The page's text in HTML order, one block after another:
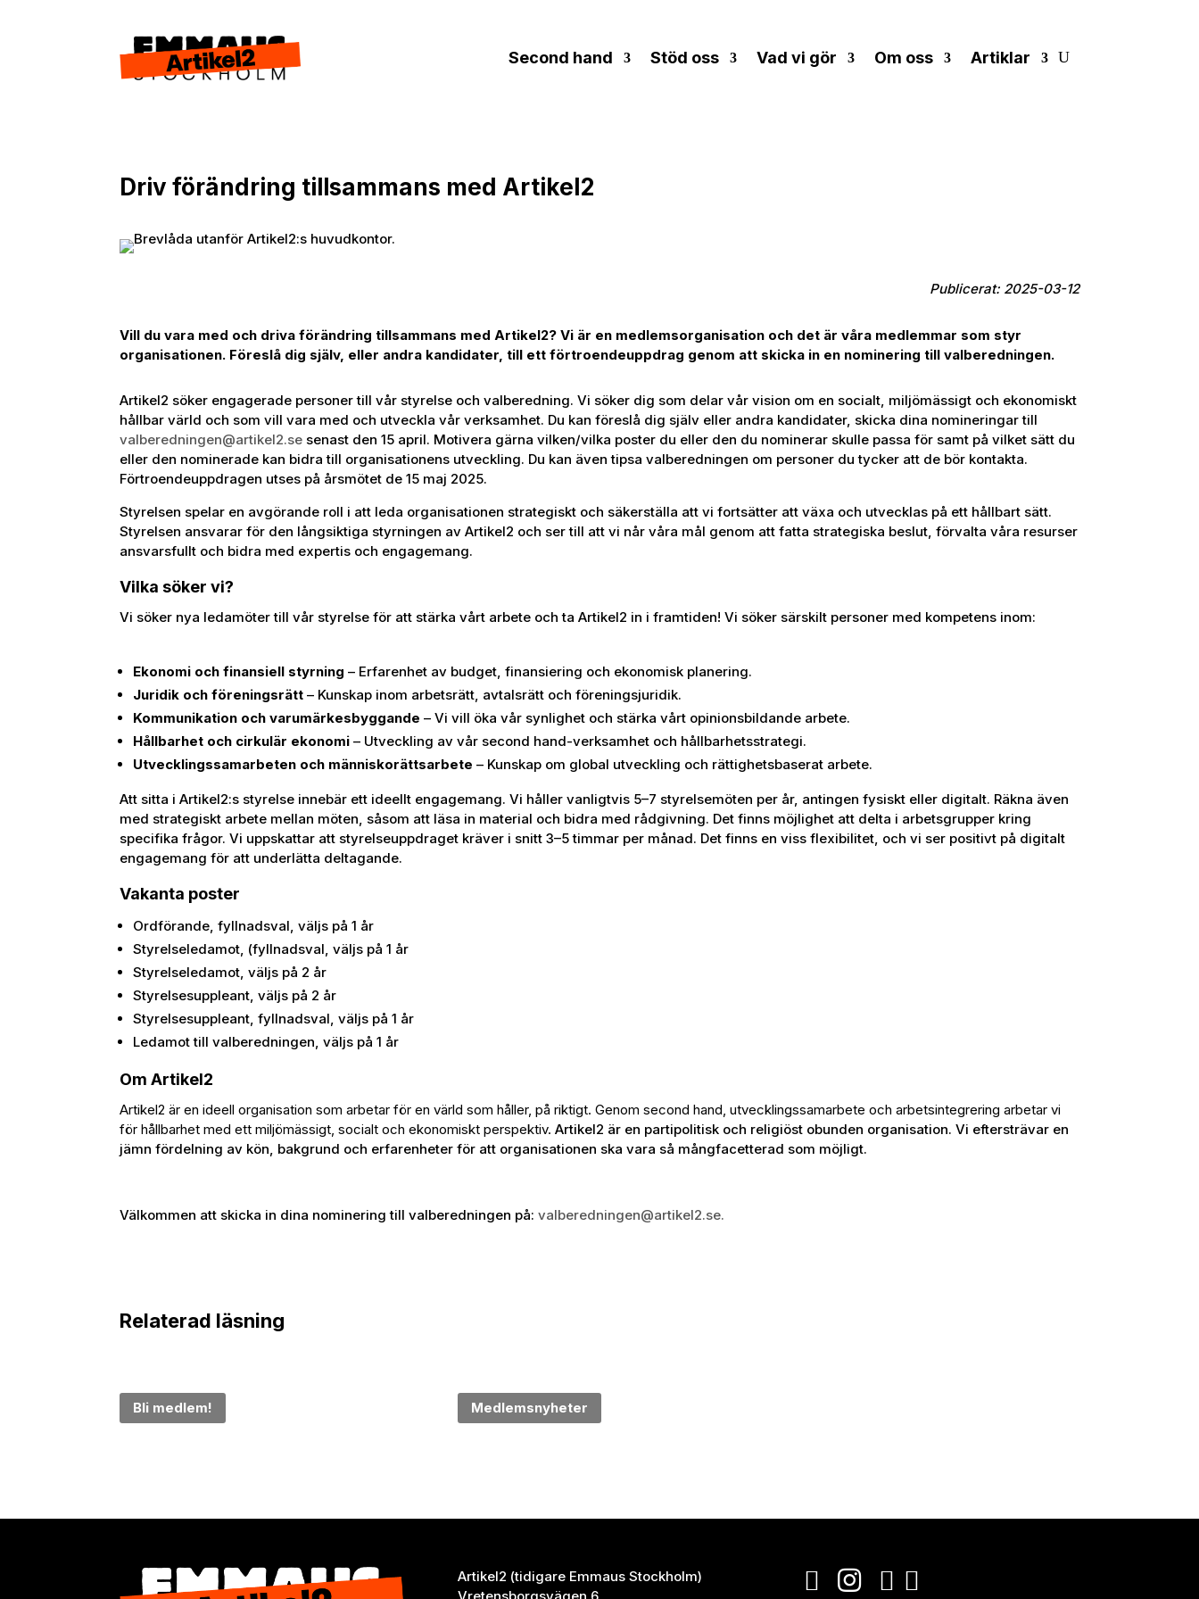
Second hand Stöd oss Vad vi gör Om oss Artiklar
Driv förändring tillsammans med Artikel2
Publicerat: 2025-03-12
Vill du vara med och driva förändring tillsammans med Artikel2? Vi är en medlemsorganisation och det är våra medlemmar som styr
organisationen. Föreslå dig själv, eller andra kandidater, till ett förtroendeuppdrag genom att skicka in en nominering till valberedningen.
Artikel2 söker engagerade personer till vår styrelse och valberedning. Vi söker dig som delar vår vision om en socialt, miljömässigt och ekonomiskt
hållbar värld och som vill vara med och utveckla vår verksamhet. Du kan föreslå dig själv eller andra kandidater, skicka dina nomineringar till
valberedningen@artikel2.se senast den 15 april. Motivera gärna vilken/vilka poster du eller den du nominerar skulle passa för samt på vilket sätt du
eller den nominerade kan bidra till organisationens utveckling. Du kan även tipsa valberedningen om personer du tycker att de bör kontakta.
Förtroendeuppdragen utses på årsmötet de 15 maj 2025.
Styrelsen spelar en avgörande roll i att leda organisationen strategiskt och säkerställa att vi fortsätter att växa och utvecklas på ett hållbart sätt.
Styrelsen ansvarar för den långsiktiga styrningen av Artikel2 och ser till att vi når våra mål genom att fatta strategiska beslut, förvalta våra resurser
ansvarsfullt och bidra med expertis och engagemang.
Vilka söker vi?
Vi söker nya ledamöter till vår styrelse för att stärka vårt arbete och ta Artikel2 in i framtiden! Vi söker särskilt personer med kompetens inom:
Ekonomi och finansiell styrning – Erfarenhet av budget, finansiering och ekonomisk planering.
Juridik och föreningsrätt– Kunskap inom arbetsrätt, avtalsrätt och föreningsjuridik.
Kommunikation och varumärkesbyggande – Vi vill öka vår synlighet och stärka vårt opinionsbildande arbete.
Hållbarhet och cirkulär ekonomi – Utveckling av vår second hand-verksamhet och hållbarhetsstrategi.
Utvecklingssamarbeten och människorättsarbete – Kunskap om global utveckling och rättighetsbaserat arbete.
Att sitta i Artikel2:s styrelse innebär ett ideellt engagemang. Vi håller vanligtvis 5–7 styrelsemöten per år, antingen fysiskt eller digitalt. Räkna även
med strategiskt arbete mellan möten, såsom att läsa in material och bidra med rådgivning. Det finns möjlighet att delta i arbetsgrupper kring
specifika frågor. Vi uppskattar att styrelseuppdraget kräver i snitt 3–5 timmar per månad. Det finns en viss flexibilitet, och vi ser positivt på digitalt
engagemang för att underlätta deltagande.
Vakanta poster
Ordförande, fyllnadsval, väljs på 1 år
Styrelseledamot, (fyllnadsval, väljs på 1 år
Styrelseledamot, väljs på 2 år
Styrelsesuppleant, väljs på 2 år
Styrelsesuppleant, fyllnadsval, väljs på 1 år
Ledamot till valberedningen, väljs på 1 år
Om Artikel2
Artikel2 är en ideell organisation som arbetar för en värld som håller, på riktigt. Genom second hand, utvecklingssamarbete och arbetsintegrering arbetar vi
för hållbarhet med ett miljömässigt, socialt och ekonomiskt perspektiv.Artikel2 är en partipolitisk och religiöst obunden organisation. Vi eftersträvar en
jämn fördelning av kön, bakgrund och erfarenheter för att organisationen ska vara så mångfacetterad som möjligt.
Välkommen att skicka in dina nominering till valberedningen på:valberedningen@artikel2.se.
Relaterad läsning
Bli medlem! Medlemsnyheter
Artikel2 (tidigare Emmaus Stockholm)
   